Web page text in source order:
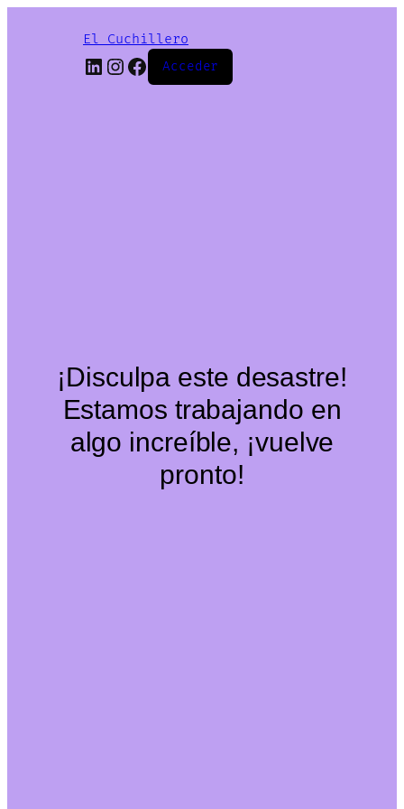
El Cuchillero
LinkedIn
Instagram
Facebook
Acceder
¡Disculpa este desastre!
Estamos trabajando en
algo increíble, ¡vuelve
pronto!